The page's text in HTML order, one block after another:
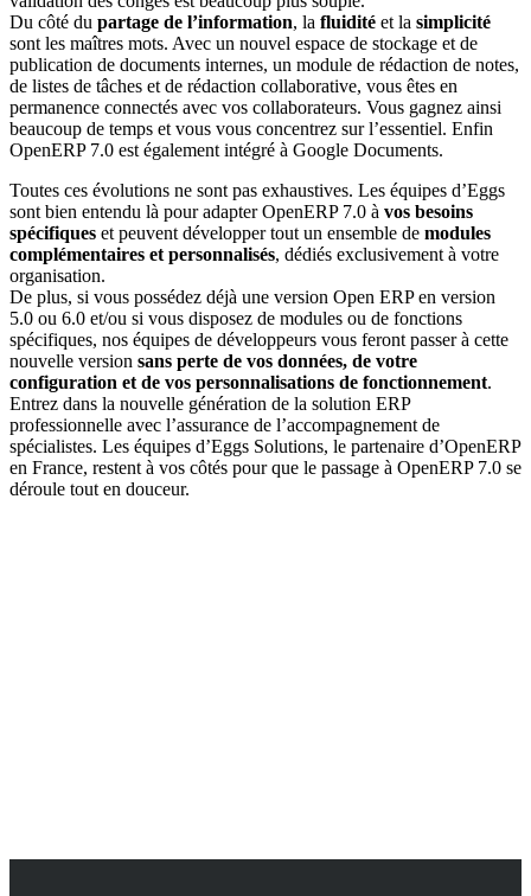
Du côté du partage de l’information, la fluidité et la simplicité
sont les maîtres mots. Avec un nouvel espace de stockage et de
publication de documents internes, un module de rédaction de notes,
de listes de tâches et de rédaction collaborative, vous êtes en
permanence connectés avec vos collaborateurs. Vous gagnez ainsi
beaucoup de temps et vous vous concentrez sur l’essentiel. Enfin
OpenERP 7.0 est également intégré à Google Documents.
Toutes ces évolutions ne sont pas exhaustives. Les équipes d’Eggs
sont bien entendu là pour adapter OpenERP 7.0 à vos besoins
spécifiques et peuvent développer tout un ensemble de modules
complémentaires et personnalisés, dédiés exclusivement à votre
organisation.
De plus, si vous possédez déjà une version Open ERP en version
5.0 ou 6.0 et/ou si vous disposez de modules ou de fonctions
spécifiques, nos équipes de développeurs vous feront passer à cette
nouvelle version sans perte de vos données, de votre
configuration et de vos personnalisations de fonctionnement.
Entrez dans la nouvelle génération de la solution ERP
professionnelle avec l’assurance de l’accompagnement de
spécialistes. Les équipes d’Eggs Solutions, le partenaire d’OpenERP
en France, restent à vos côtés pour que le passage à OpenERP 7.0 se
déroule tout en douceur.